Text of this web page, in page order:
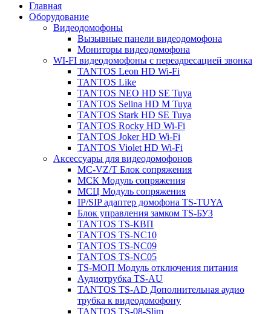
Главная
Оборудование
Видеодомофоны
Вызывные панели видеодомофона
Мониторы видеодомофона
WI-FI видеодомофоны с переадресацией звонка
TANTOS Leon HD Wi-Fi
TANTOS Like
TANTOS NEO HD SE Tuya
TANTOS Selina HD M Tuya
TANTOS Stark HD SE Tuya
TANTOS Rocky HD Wi-Fi
TANTOS Joker HD Wi-Fi
TANTOS Violet HD Wi-Fi
Аксессуары для видеодомофонов
MC-VZ/T Блок сопряжения
МСК Модуль сопряжения
МСЦ Модуль сопряжения
IP/SIP адаптер домофона TS-TUYA
Блок управления замком TS-БУЗ
TANTOS TS-КВП
TANTOS TS-NC10
TANTOS TS-NC09
TANTOS TS-NC05
TS-МОП Модуль отключения питания
Аудиотрубка TS-AU
TANTOS TS-AD Дополнительная аудио
трубка к видеодомофону
TANTOS TS-08-Slim